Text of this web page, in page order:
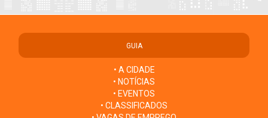
GUIA
• A CIDADE
• NOTÍCIAS
• EVENTOS
• CLASSIFICADOS